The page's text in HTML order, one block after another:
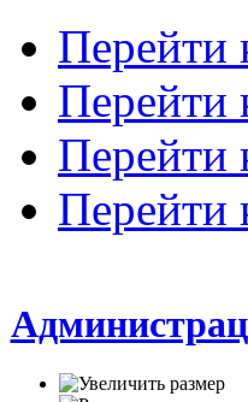
Перейти
Перейти
Перейти
Перейти